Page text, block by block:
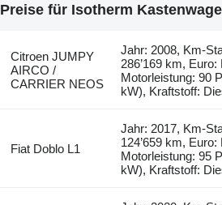
Preise für Isotherm
Citroen JUMPY
AIRCO /
CARRIER NEOS
Jahr: 2008, Km-
286’169 km, Euro:
Motorleistung: 90
kW), Kraftstoff:
Fiat Doblo L1
Jahr: 2017, Km-
124’659 km, Euro:
Motorleistung: 95
kW), Kraftstoff: